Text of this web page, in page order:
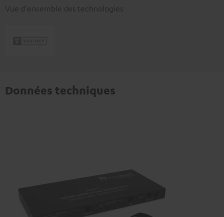
Vue d'ensemble des technologies
Données techniques